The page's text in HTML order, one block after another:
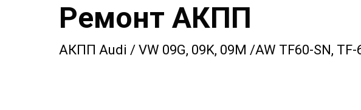
Ремонт АКПП
АКПП Audi / VW 09G, 09K, 09M /AW TF60-SN, TF-